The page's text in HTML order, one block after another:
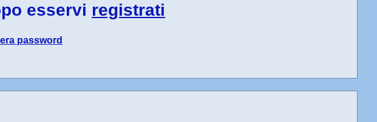
esservi registrati
password